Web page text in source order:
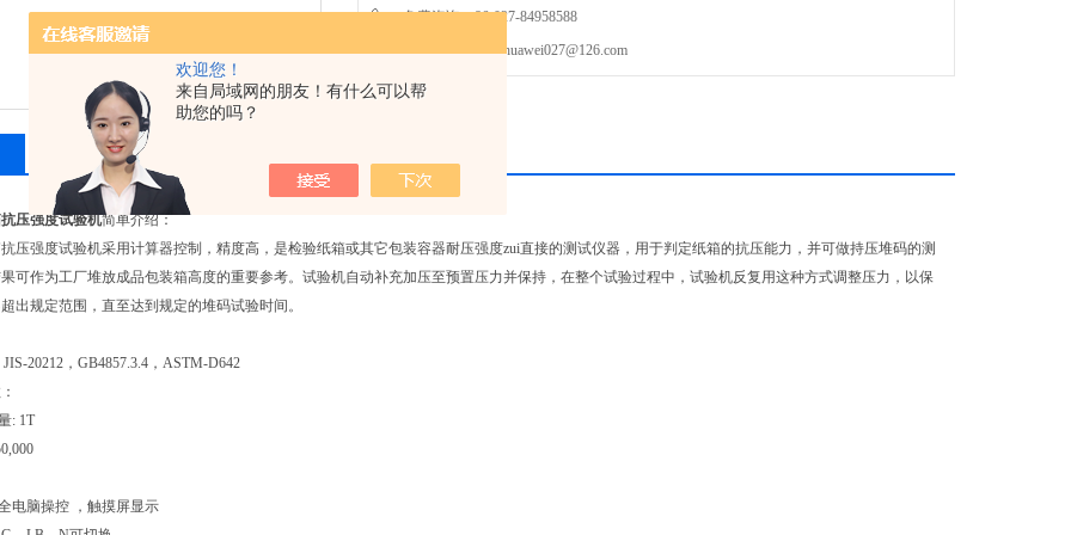
欢迎您！
来自局域网的朋友！有什么可以帮
助您的吗？
免费咨询：86-027-84958588
发邮件给我们：huawei027@126.com
相关产品
压强度试验机简单介绍：
压强度试验机采用计算器控制，精度高，是检验纸箱或其它包装容器耐压强度zui直接的测试仪器，用于判定纸箱的抗压能力，并可做持压堆码的测
可作为工厂堆放成品包装箱高度的重要参考。试验机自动补充加压至预置压力并保持，在整个试验过程中，试验机反复用这种方式调整压力，以保
出规定范围，直至达到规定的堆码试验时间。
20212，GB4857.3.4，ASTM-D642
: 1T
电脑操控 ，触摸屏显示